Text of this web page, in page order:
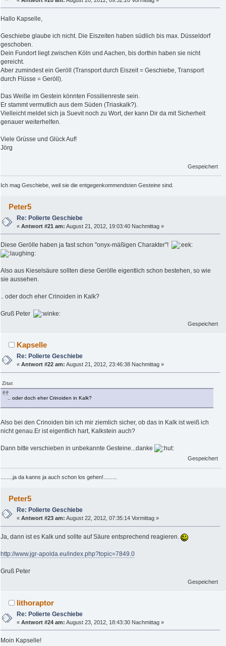
Hallo Kapselle,
Geschiebe glaube ich nicht. Die Eiszeiten haben südlich bis max. Düsseldorf
geschoben.
Dein Fundort liegt zwischen Köln und Aachen, bis dorthin haben sie nicht
gereicht.
Aber zumindest ein Geröll (Transport durch Eiszeit = Geschiebe, Transport
durch Flüsse = Geröll).
Das Weiße im Gestein könnten Fossilienreste sein.
Er stammt vermutlich aus dem Süden (Triaskalk?).
Vielleicht meldet sich ja Suevit noch zu Wort, der kann Dir da mit Sicherheit
genauer weiterhelfen.
Viele Grüsse und Glück Auf!
Jörg
Gespeichert
Ich mag Geschiebe, weil sie die entgegenkommendsten Gesteine sind.
Peter5
Re: Polierte Geschiebe
«Antwort #21 am: August 21, 2012, 19:03:40 Nachmittag »
Diese Gerölle haben ja fast schon "onyx-mäßigen Charakter"!
Also aus Kieselsäure sollten diese Gerölle eigentlich schon bestehen, so wie
sie aussehen.
.. oder doch eher Crinoiden in Kalk?
Gruß Peter
Gespeichert
Kapselle
Re: Polierte Geschiebe
«Antwort #22 am: August 21, 2012, 23:46:38 Nachmittag »
Zitat
.. oder doch eher Crinoiden in Kalk?
Also bei den Crinoiden bin ich mir ziemlich sicher, ob das in Kalk ist weiß ich
nicht genau.Er ist eigentlich hart, Kalkstein auch?
Dann bitte verschieben in unbekannte Gesteine...danke
Gespeichert
........ja da kanns ja auch schon los gehen!.........
Peter5
Re: Polierte Geschiebe
«Antwort #23 am: August 22, 2012, 07:35:14 Vormittag »
Ja, dann ist es Kalk und sollte auf Säure entsprechend reagieren.
http://www.jgr-apolda.eu/index.php?topic=7849.0
Gruß Peter
Gespeichert
lithoraptor
Re: Polierte Geschiebe
«Antwort #24 am: August 23, 2012, 18:43:30 Nachmittag »
Moin Kapselle!